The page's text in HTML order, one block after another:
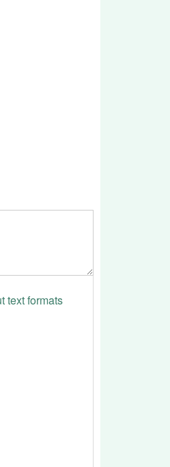
text formats